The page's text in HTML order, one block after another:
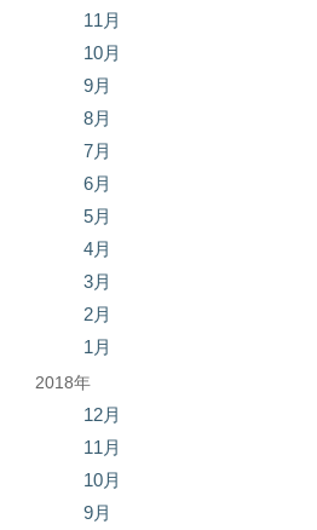
11月
10月
9月
8月
7月
6月
5月
4月
3月
2月
1月
2018年
12月
11月
10月
9月